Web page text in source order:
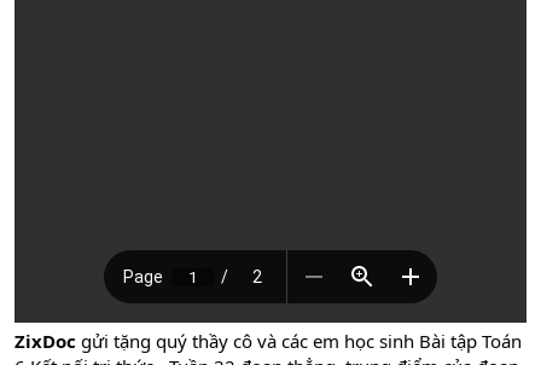
ZixDoc gửi tặng quý thầy cô và các em học sinh Bài tập Toán